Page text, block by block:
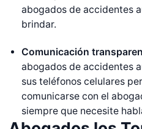
abogados de accidentes
brindar.
Comunicación
abogados de accidentes
sus teléfonos celulares
comunicarse con el
siempre que necesite